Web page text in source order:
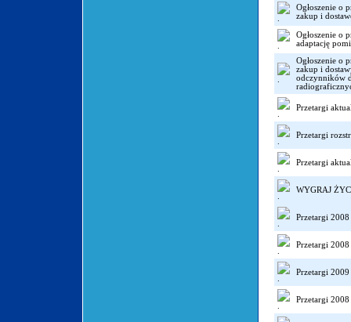
Ogłoszenie o
zakup i
Ogłoszenie o
adaptację
Ogłoszenie o
zakup i
odczynników
Przetargi
Przetargi
Przetargi
WYGRAJ
Przetargi 2008
Przetargi 2008
Przetargi 2009
Przetargi 2008